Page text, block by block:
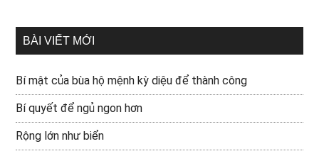
BÀI VIẾT MỚI
Bí mật của bùa hộ mệnh kỳ diệu để thành công
Bí quyết để ngủ ngon hơn
Rộng lớn như biển